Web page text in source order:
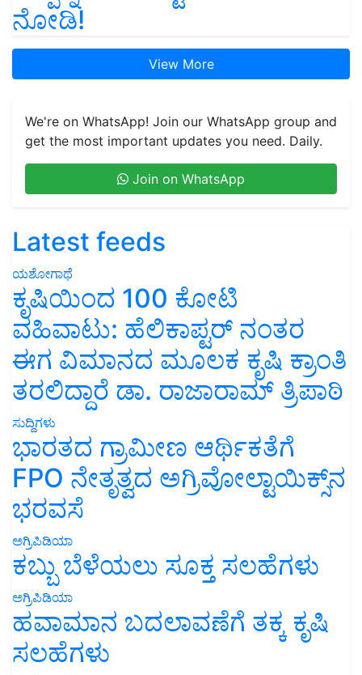
ನೋಡಿ!
View More
We're on WhatsApp! Join our WhatsApp group and
get the most important updates you need. Daily.
Join on WhatsApp
Latest feeds
ಯಶೋಗಾಥೆ
ಕೃಷಿಯಿಂದ 100 ಕೋಟಿ
ವಹಿವಾಟು: ಹೆಲಿಕಾಪ್ಟರ್ ನಂತರ
ಈಗ ವಿಮಾನದ ಮೂಲಕ ಕೃಷಿ ಕ್ರಾಂತಿ
ತರಲಿದ್ದಾರೆ ಡಾ. ರಾಜಾರಾಮ್ ತ್ರಿಪಾಠಿ
ಸುದ್ದಿಗಳು
ಭಾರತದ ಗ್ರಾಮೀಣ ಆರ್ಥಿಕತೆಗೆ
FPO ನೇತೃತ್ವದ ಅಗ್ರಿವೋಲ್ಟಾಯಿಕ್ಸ್‌ನ
ಭರವಸೆ
ಅಗ್ರಿಪಿಡಿಯಾ
ಕಬ್ಬು ಬೆಳೆಯಲು ಸೂಕ್ತ ಸಲಹೆಗಳು
ಅಗ್ರಿಪಿಡಿಯಾ
ಹವಾಮಾನ ಬದಲಾವಣೆಗೆ ತಕ್ಕ ಕೃಷಿ
ಸಲಹೆಗಳು